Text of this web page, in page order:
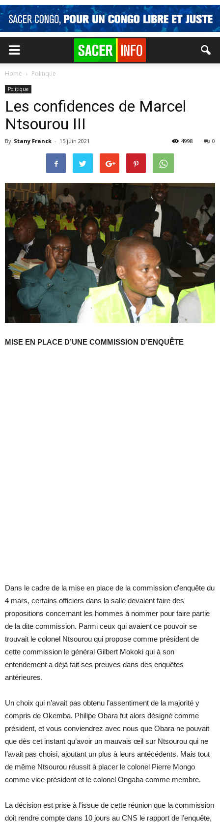
Home Politique
Politique
Les confidences de Marcel
Ntsourou III
By Stany Franck - 15 juin 2021 0
4998
MISE EN PLACE D’UNE COMMISSION D’ENQUÊTE
Dans le cadre de la mise en place de la commission d’enquête du
4 mars, certains officiers dans la salle devaient faire des
propositions concernant les hommes à nommer pour faire partie
de la dite commission. Parmi ceux qui avaient ce pouvoir se
trouvait le colonel Ntsourou qui propose comme président de
cette commission le général Gilbert Mokoki qui à son
entendement a déjà fait ses preuves dans des enquêtes
antérieures.
Un choix qui n’avait pas obtenu l’assentiment de la majorité y
compris de Okemba. Philipe Obara fut alors désigné comme
président, et vous conviendrez avec nous que Obara ne pouvait
que dès cet instant qu’avoir un mauvais œil sur Ntsourou qui ne
l’avait pas choisi, ajoutant un plus à leurs antécédents. Mais tout
de même Ntsourou réussit à placer le colonel Pierre Mongo
comme vice président et le colonel Ongaba comme membre.
La décision est prise à l’issue de cette réunion que la commission
doit rendre compte dans 10 jours au CNS le rapport de l’enquête,